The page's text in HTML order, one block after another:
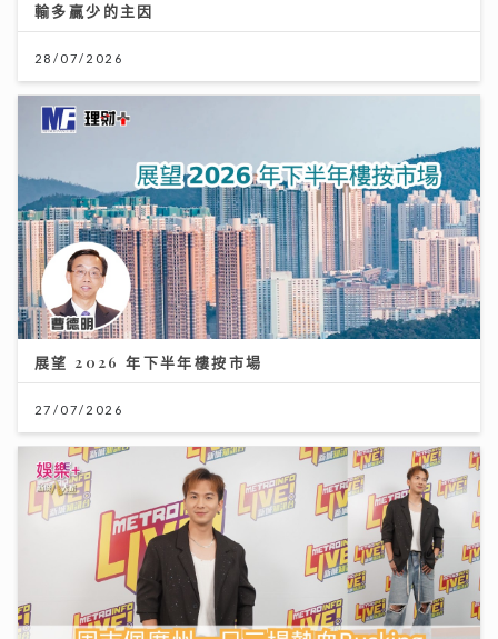
輸多贏少的主因
28/07/2026
展望 2026 年下半年樓按市場
27/07/2026